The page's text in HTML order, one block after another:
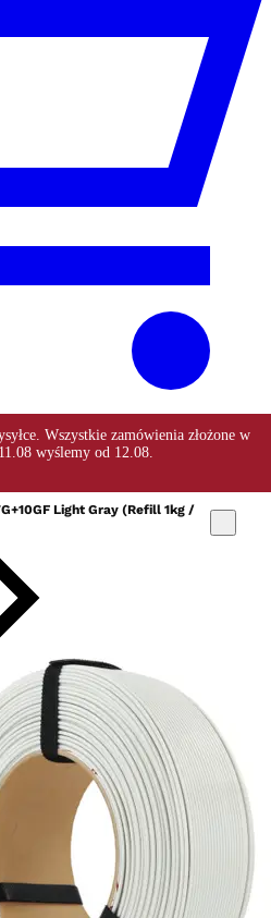
Light Gray (Refill 1kg /